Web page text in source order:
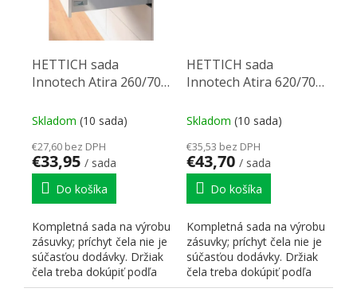
HETTICH sada
Innotech Atira 260/70
Skladom (10 sada)
€27,60 bez DPH
€33,95 / sada
Do košíka
Kompletná sada na výrobu
zásuvky; príchyt čela nie je
súčasťou dodávky. Držiak
čela treba dokúpiť podľa
preferovaného...
HETTICH sada
Innotech Atira 620/70
Skladom (10 sada)
€35,53 bez DPH
€43,70 / sada
Do košíka
Kompletná sada na výrobu
zásuvky; príchyt čela nie je
súčasťou dodávky. Držiak
čela treba dokúpiť podľa
preferovaného...